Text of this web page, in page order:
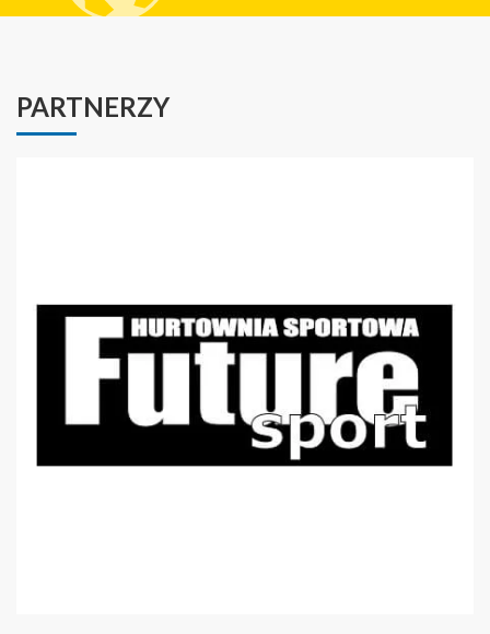
PARTNERZY